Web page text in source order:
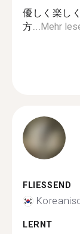
優しく楽し
方... Mehr
FLIESSEND
LERNT